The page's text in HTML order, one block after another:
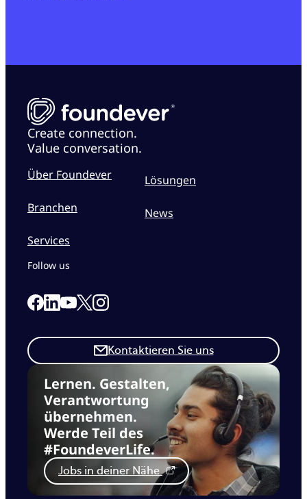
Create connection.
Value conversation.
Über Foundever
Branchen
Services
Lösungen
News
Lernen. Gestalten,
Verantwortung
übernehmen.
Werde Teil des
#FoundeverLife.
Jobs in deiner Nähe
Kontaktieren Sie uns
Follow us
Link to our Facebook page
Link to our Linkedin page
Link to our Youtube page
Link to our X page
Link to our Instagram page